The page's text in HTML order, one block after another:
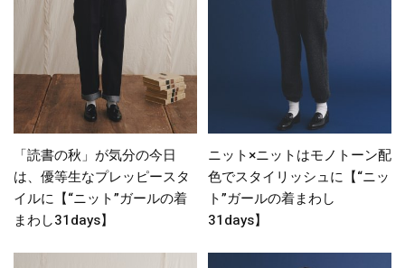
「読書の秋」が気分の今日
は、優等生なプレッピースタ
イルに【“ニット”ガールの着
まわし31days】
ニット×ニットはモノトーン配
色でスタイリッシュに【“ニッ
ト”ガールの着まわし
31days】